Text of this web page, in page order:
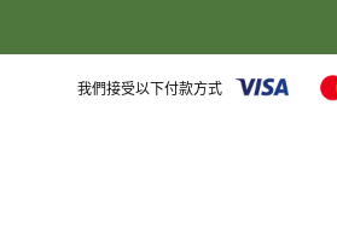
我們接受以下付款方式